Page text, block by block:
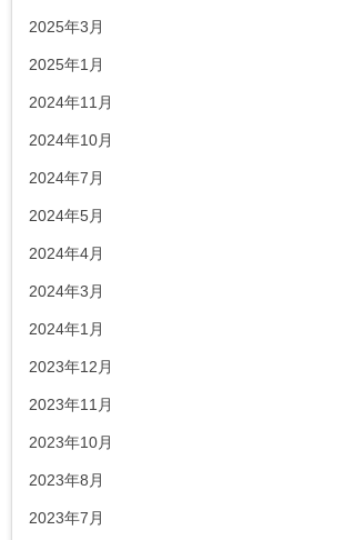
2025年3月
2025年1月
2024年11月
2024年10月
2024年7月
2024年5月
2024年4月
2024年3月
2024年1月
2023年12月
2023年11月
2023年10月
2023年8月
2023年7月